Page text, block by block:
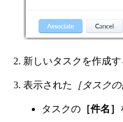
新しいタスクを作成
表示された ［タスク
タスクの ［件名］